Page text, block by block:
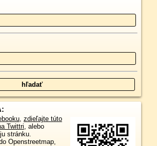
, zdieľajte túto
Twittri, alebo
stránku.
Openstreetmap,